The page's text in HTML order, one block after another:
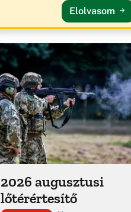
Elolvasom
2026 augusztusi
lőtérértesítő